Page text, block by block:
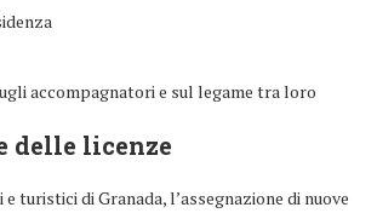
accompagnatori e sul legame tra loro
delle licenze
turistici di Granada, l’assegnazione di nuove